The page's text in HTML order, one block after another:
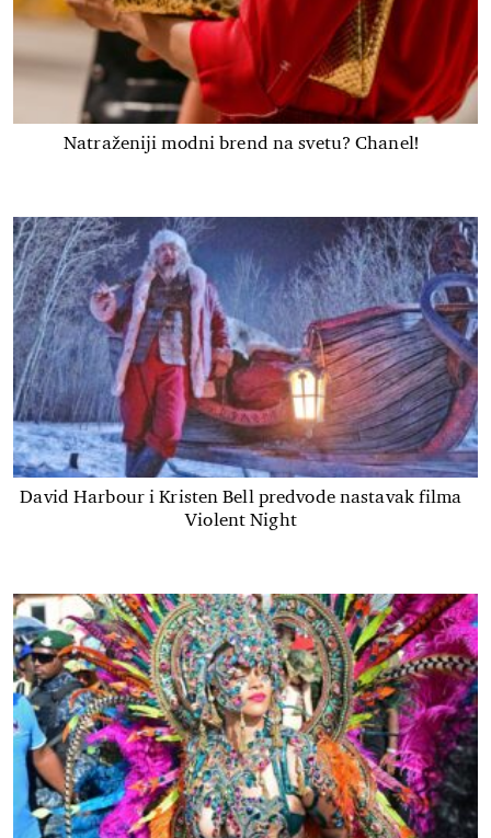
Natraženiji modni brend na svetu? Chanel!
David Harbour i Kristen Bell predvode nastavak filma
Violent Night